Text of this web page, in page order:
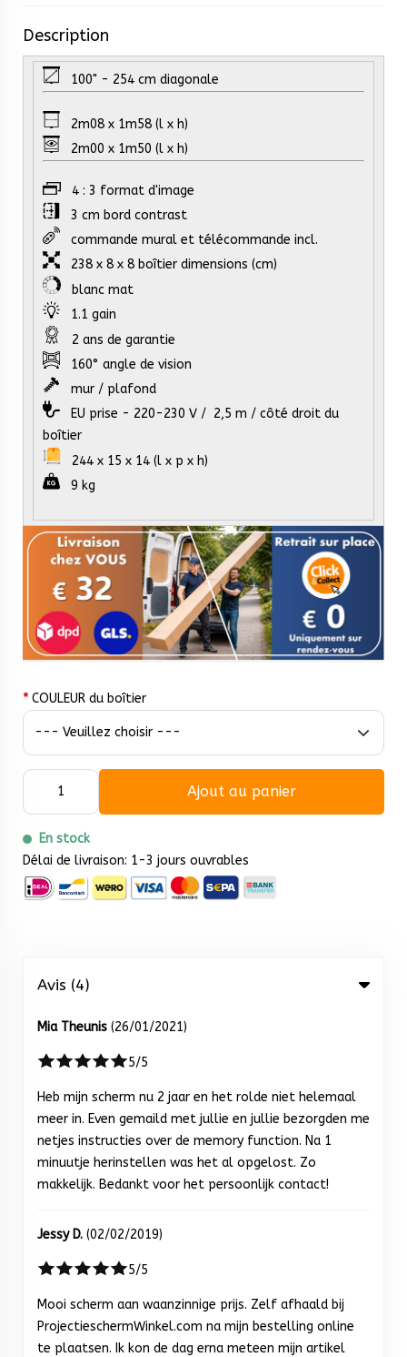
Description
100" - 254 cm diagonale
2m08 x 1m58 (l x h)
2m00 x 1m50 (l x h)
4 : 3 format d'image
3 cm bord contrast
commande mural et télécommande incl.
238 x 8 x 8 boîtier dimensions (cm)
blanc mat
1.1 gain
2 ans de garantie
160° angle de vision
mur / plafond
EU prise - 220-230 V / 2,5 m / côté droit du
boîtier
244 x 15 x 14 (l x p x h)
9 kg
* COULEUR du boîtier
Ajout au panier
En stock
Délai de livraison: 1-3 jours ouvrables
Avis (4)
Mia Theunis (26/01/2021)
5/5
Heb mijn scherm nu 2 jaar en het rolde niet helemaal
meer in. Even gemaild met jullie en jullie bezorgden me
netjes instructies over de memory function. Na 1
minuutje herinstellen was het al opgelost. Zo
makkelijk. Bedankt voor het persoonlijk contact!
Jessy D. (02/02/2019)
5/5
Mooi scherm aan waanzinnige prijs. Zelf afhaald bij
ProjectieschermWinkel.com na mijn bestelling online
te plaatsen. Ik kon de dag erna meteen mijn artikel